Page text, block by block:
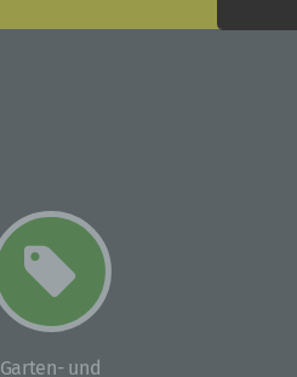
Garten- und
b)